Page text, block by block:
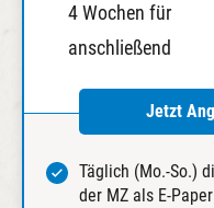
4 Wochen für
anschließend
Jetzt
Täglich (Mo.-So.)
der MZ als E-